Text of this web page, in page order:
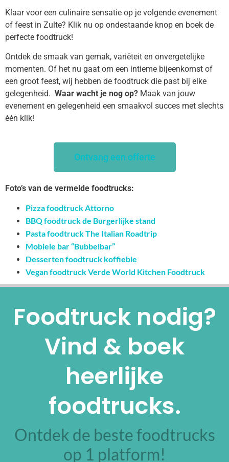
Klaar voor een culinaire sensatie op je volgende evenement
of feest in Zulte? Klik nu op ondestaande knop en boek de
perfecte foodtruck!
Ontdek de smaak van gemak, variëteit en onvergetelijke
momenten. Of het nu gaat om een intieme bijeenkomst of
een groot feest, wij hebben de foodtruck die past bij elke
gelegenheid. Waar wacht je nog op? Maak van jouw
evenement en gelegenheid een smaakvol succes met slechts
één klik!
Ontvang een offerte
Foto’s van de vermelde foodtrucks:
Pizza foodtruck Attorno
BBQ foodtruck de Burgerlijke stand
Pasta foodtruck The Italian Roadtrip
Mobiele bar “Bubbelbar”
Desserten foodtruck koffiebie
Vegan foodtruck Verde World Kitchen Foodtruck
Foodtruck nodig?
Vind & boek
heerlijke
foodtrucks.
Ontdek de beste foodtrucks
op 1 platform!